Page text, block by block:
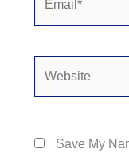
Save My